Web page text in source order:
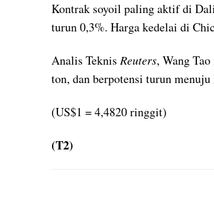
Kontrak soyoil paling aktif di
turun 0,3%. Harga kedelai di
Analis Teknis Reuters, Wang
ton, dan berpotensi turun
(US$1 = 4,4820 ringgit)
(T2)